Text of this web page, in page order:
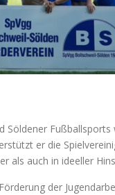
Söldener Fußballsports
er die
als auch in ideeller
der